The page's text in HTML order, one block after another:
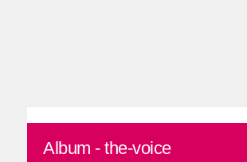
Album - the-voice